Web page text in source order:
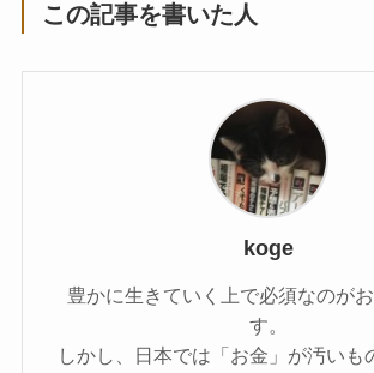
この記事を書いた人
koge
豊かに生きていく上で必須なのが
す。
しかし、日本では「お金」が汚いも